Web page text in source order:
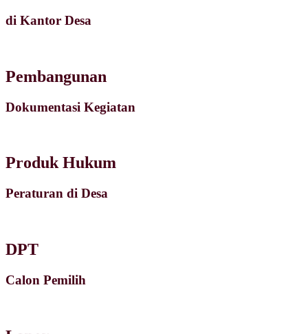
di Kantor Desa
Pembangunan
Dokumentasi Kegiatan
Produk Hukum
Peraturan di Desa
DPT
Calon Pemilih